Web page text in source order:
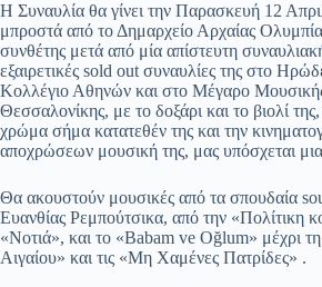
Η Συναυλία θα γίνει την Παρασκευή 12
μπροστά από το Δημαρχείο Αρχαίας
συνθέτης μετά από μία απίστευτη
εξαιρετικές sold out συναυλίες της στο
Κολλέγιο Αθηνών και στο Μέγαρο
Θεσσαλονίκης, με το δοξάρι και το βιολί
χρώμα σήμα κατατεθέν της και την
αποχρώσεων μουσική της, μας υπόσχεται
Θα ακουστούν μουσικές από τα σπουδαία
Ευανθίας Ρεμπούτσικα, από την «Πολίτικη
«Νοτιά», και το «Babam ve Oğlum» μέχρι
Αιγαίου» και τις «Μη Χαμένες Πατρίδες» .